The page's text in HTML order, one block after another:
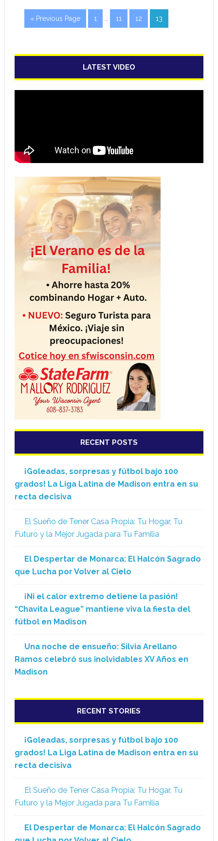
« Previous Page 1 11 12 13
LATEST VIDEO
RECENT POSTS
¡Goleadas, sorpresas y fútbol bajo 100
grados! La Liga Latina de Madison entra en su
recta decisiva
El Sueño de Tener Casa Propia: Tu Hogar, Tu
Futuro y la Mejor Jugada para Tu Familia
El Despertar de Monarca: El Halcón Sagrado
que Lucha por Volver al Cielo
¡Ni el calor extremo detiene la pasión!
“Chavita League” mantiene viva la fiesta del
fútbol en Madison
Una noche de ensueño: Silvia Arellano
Ramos celebró sus inolvidables XV Años en
Madison
RECENT STORIES
¡Goleadas, sorpresas y fútbol bajo 100
grados! La Liga Latina de Madison entra en su
recta decisiva
El Sueño de Tener Casa Propia: Tu Hogar, Tu
Futuro y la Mejor Jugada para Tu Familia
El Despertar de Monarca: El Halcón Sagrado